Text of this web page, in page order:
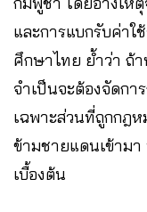
และการแบกรับค่าใ
ศึกษาไทย ย้ำว่า ถ้
จำเป็นจะต้องจัดกา
เฉพาะส่วนที่ถูกกฎ
ข้ามชายแดนเข้ามา
เบื้องต้น